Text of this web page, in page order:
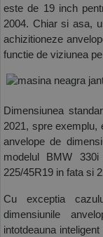
este de 19 inch
2004. Chiar si asa,
achizitioneze
functie de viziunea
Dimensiunea
2021, spre exemplu,
anvelope de
modelul BMW
225/45R19 in fata si
Cu exceptia
dimensiunile
intotdeauna